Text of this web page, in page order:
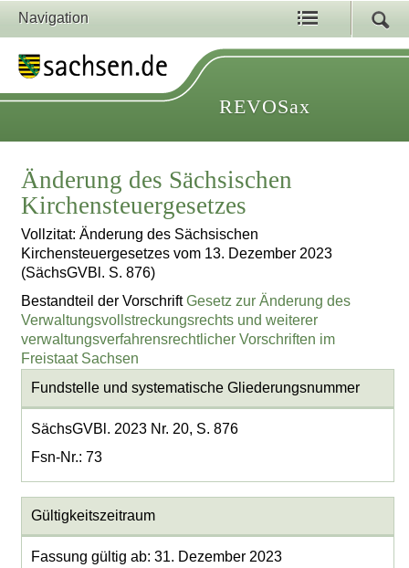
Navigation
REVOSax
Änderung des Sächsischen
Kirchensteuergesetzes
Vollzitat: Änderung des Sächsischen
Kirchensteuergesetzes vom 13. Dezember 2023
(SächsGVBl. S. 876)
Bestandteil der VorschriftGesetz zur Änderung des
Verwaltungsvollstreckungsrechts und weiterer
verwaltungsverfahrensrechtlicher Vorschriften im
Freistaat Sachsen
Fundstelle und systematische Gliederungsnummer
SächsGVBl. 2023 Nr. 20, S. 876
Fsn-Nr.: 73
Gültigkeitszeitraum
Fassung gültig ab: 31. Dezember 2023